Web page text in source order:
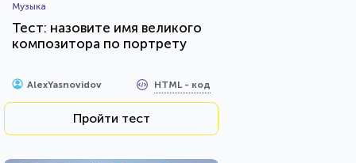
Музыка
Тест: назовите имя великого
композитора по портрету
AlexYasnovidov HTML - код
Пройти тест